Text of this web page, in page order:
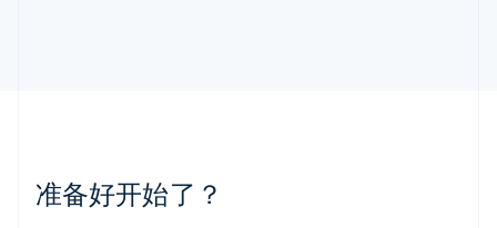
准备好开始了？
挪威